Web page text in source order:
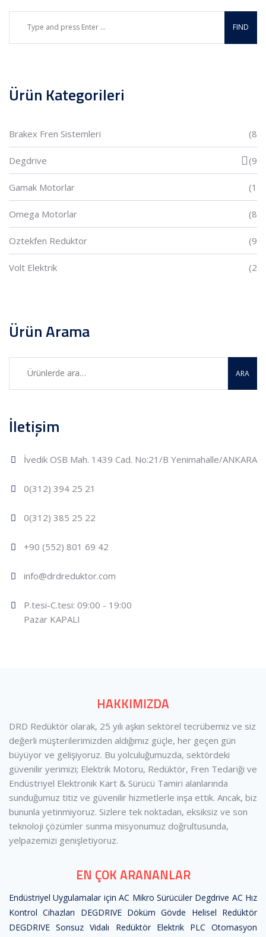
Ürün Kategorileri
Brakex Fren Sistemleri (8
Degdrive (9
Gamak Motorlar (1
Omega Motorlar (8
Oztekfen Reduktor (9
Volt Elektrik (2
Ürün Arama
ARA
İletişim
İvedik OSB Mah. 1439 Cad. No:21/B Yenimahalle/ANKARA
0(312) 394 25 21
0(312) 385 25 22
+90 (552) 801 69 42
info@drdreduktor.com
P.tesi-C.tesi: 09:00 - 19:00
Pazar KAPALI
HAKKIMIZDA
DRD Redüktör olarak, 25 yılı aşkın sektörel tecrübemiz ve siz
değerli müşterilerimizden aldığımız güçle, her geçen gün
büyüyor ve gelişiyoruz. Bu yolculuğumuzda, sektördeki
güvenilir yerimizi; Elektrik Motoru, Redüktör, Fren Tedariği ve
Endüstriyel Elektronik Kart & Sürücü Tamiri alanlarında
sunduğumuz titiz ve güvenilir hizmetlerle inşa ettik. Ancak, biz
bununla yetinmiyoruz. Sizlere tek noktadan, eksiksiz ve son
teknoloji çözümler sunma misyonumuz doğrultusunda,
yelpazemizi genişletiyoruz.
EN ÇOK ARANANLAR
Endüstriyel Uygulamalar için AC Mikro Sürücüler Degdrive AC Hız
Kontrol Cihazları
DEGDRIVE Döküm Gövde Helisel Redüktör
DEGDRIVE Sonsuz Vidalı Redüktör
Elektrik PLC Otomasyon